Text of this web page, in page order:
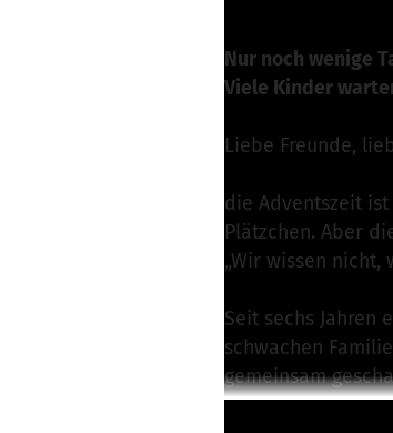
Nur noch wenige
Viele Kinder
Liebe Freunde,
die Adventszeit
Plätzchen. Aber
„Wir wissen nicht,
Seit sechs Jahren
schwachen
gemeinsam